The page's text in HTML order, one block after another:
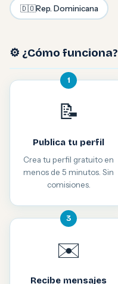
🇩🇴Rep. Dominicana
⚙️ ¿Cómo funciona?
1
📝
Publica tu perfil
Crea tu perfil gratuito en
menos de 5 minutos. Sin
comisiones.
3
✉️
Recibe mensajes